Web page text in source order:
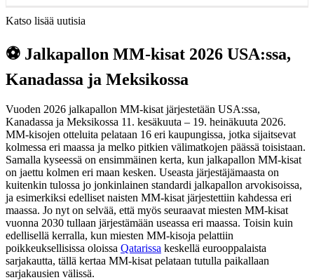
Katso lisää uutisia
⚽ Jalkapallon MM-kisat 2026 USA:ssa,
Kanadassa ja Meksikossa
Vuoden 2026 jalkapallon MM-kisat järjestetään USA:ssa,
Kanadassa ja Meksikossa 11. kesäkuuta – 19. heinäkuuta 2026.
MM-kisojen otteluita pelataan 16 eri kaupungissa, jotka sijaitsevat
kolmessa eri maassa ja melko pitkien välimatkojen päässä toisistaan.
Samalla kyseessä on ensimmäinen kerta, kun jalkapallon MM-kisat
on jaettu kolmen eri maan kesken. Useasta järjestäjämaasta on
kuitenkin tulossa jo jonkinlainen standardi jalkapallon arvokisoissa,
ja esimerkiksi edelliset naisten MM-kisat järjestettiin kahdessa eri
maassa. Jo nyt on selvää, että myös seuraavat miesten MM-kisat
vuonna 2030 tullaan järjestämään useassa eri maassa. Toisin kuin
edellisellä kerralla, kun miesten MM-kisoja pelattiin
poikkeuksellisissa oloissa Qatarissa keskellä eurooppalaista
sarjakautta, tällä kertaa MM-kisat pelataan tutulla paikallaan
sarjakausien välissä.